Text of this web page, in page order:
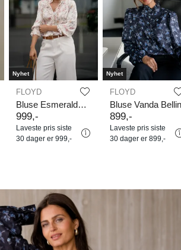
Nyhet
FLOYD
Bluse Esmeralda Monarda
999,-
Laveste pris siste
30 dager er 999,-
Nyhet
FLOYD
Bluse Vanda
899,-
Laveste pris siste
30 dager er 899,-